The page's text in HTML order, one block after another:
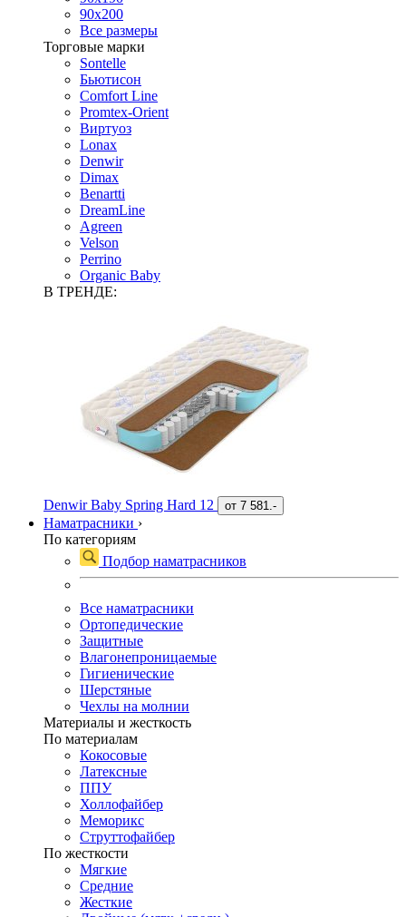
90х200
Все размеры
Торговые марки
Sontelle
Бьютисон
Comfort Line
Promtex-Orient
Виртуоз
Lonax
Denwir
Dimax
Benartti
DreamLine
Agreen
Velson
Perrino
Organic Baby
В ТРЕНДЕ:
Denwir Baby Spring Hard 12 от 7 581.-
Наматрасники ›
По категориям
Подбор наматрасников
Все наматрасники
Ортопедические
Защитные
Влагонепроницаемые
Гигиенические
Шерстяные
Чехлы на молнии
Материалы и жесткость
По материалам
Кокосовые
Латексные
ППУ
Холлофайбер
Меморикс
Струттофайбер
По жесткости
Мягкие
Средние
Жесткие